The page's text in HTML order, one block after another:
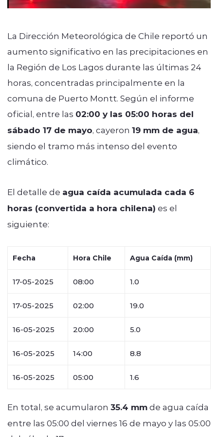
La Dirección Meteorológica de Chile reportó un
aumento significativo en las precipitaciones en
la Región de Los Lagos durante las últimas 24
horas, concentradas principalmente en la
comuna de Puerto Montt. Según el informe
oficial, entre las 02:00 y las 05:00 horas del
sábado 17 de mayo, cayeron 19 mm de agua,
siendo el tramo más intenso del evento
climático.
El detalle de agua caída acumulada cada 6
horas (convertida a hora chilena) es el
siguiente:
Fecha Hora Chile Agua Caída (mm)
17-05-2025 08:00 1.0
17-05-2025 02:00 19.0
16-05-2025 20:00 5.0
16-05-2025 14:00 8.8
16-05-2025 05:00 1.6
En total, se acumularon 35.4 mmde agua caída
entre las 05:00 del viernes 16 de mayo y las 05:00